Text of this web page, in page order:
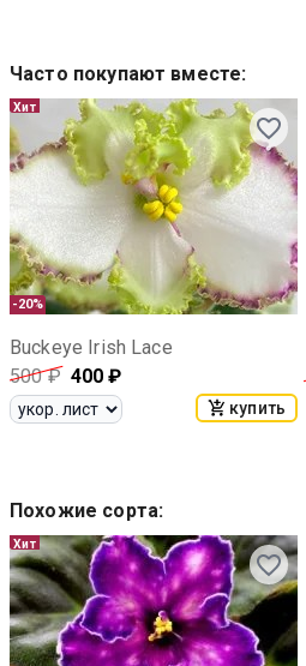
Часто покупают вместе:
-20%
Хит
Buckeye Irish Lace
500₽ 400 ₽
купить
Похожие сорта:
Хит